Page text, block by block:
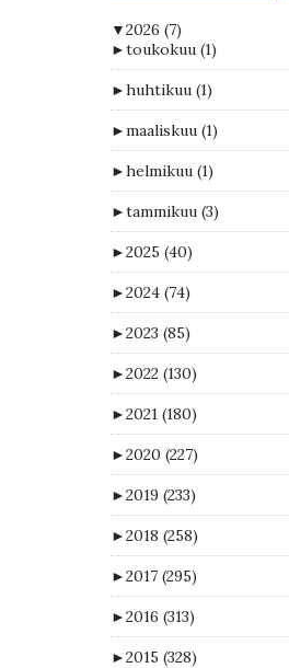
▼2026 (7)
►toukokuu (1)
►huhtikuu (1)
►maaliskuu (1)
►helmikuu (1)
►tammikuu (3)
►2025 (40)
►2024 (74)
►2023 (85)
►2022 (130)
►2021 (180)
►2020 (227)
►2019 (233)
►2018 (258)
►2017 (295)
►2016 (313)
►2015 (328)